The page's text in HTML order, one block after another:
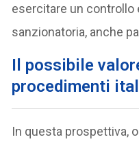
esercitare un controllo
sanzionatoria, anche
Il possibile
procedimenti
In questa prospettiva,